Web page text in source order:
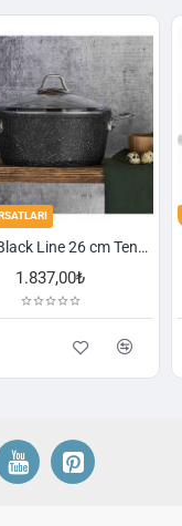
Falez Black Line 26 cm Tencere
KASIM FIRSATLARI